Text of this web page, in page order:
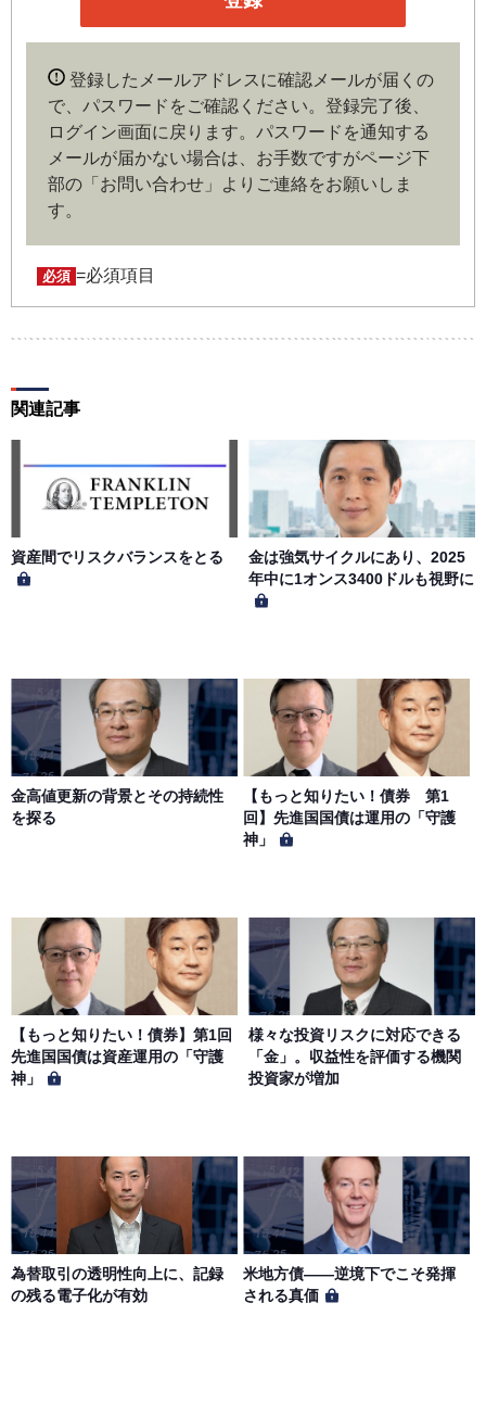
いずれかに該当していることを条件とし、登録の申し込み
を行うには、当社が入会を承諾した時点で、本会員規約の
の内容がある場合や本規約に違反するおそれがある場合に
は、当社は会員登録を拒否もしくは抹消することができま
す。
第４条（ユーザー名とパスワードの管理）
ユーザー名およびパスワードの利用、管理は会員の自己責
任において行うものとします。会員は、ユーザー名および
パスワードの第三者への漏洩、利用許諾、貸与、譲渡、名
用によって生じた損害の責任は、会員が負うものとし、当
第５条（著作権）
本サイトに掲載された情報、写真、その他の著作物は、当
社もしくは著作物の著作者または著作権者に帰属するもの
とします。会員は、当社著作物について複製、転用、公衆
送信、譲渡、翻案および翻訳などの著作権、商標権などを
侵害する行為を行ってはならないものとします。
第６条（サービス内容の停止・変更）
サイトのサービス内容を変更する場合があります。
第７条（個人情報の取扱い）
当社は、会員の個人情報を別途オンライン上に掲示する
「プライバシーポリシー」に基づき、適切に取り扱うもの
登録したメールアドレスに確認メールが届くの
で、パスワードをご確認ください。登録完了後、
ログイン画面に戻ります。パスワードを通知する
メールが届かない場合は、お手数ですがページ下
部の「お問い合わせ」よりご連絡をお願いしま
す。
必須 =必須項目
関連記事
資産間でリスクバランスをとる
金は強気サイクルにあり、2025
年中に1オンス3400ドルも視野に
金高値更新の背景とその持続性
を探る
【もっと知りたい！債券 第1
回】先進国国債は運用の「守護
神」
【もっと知りたい！債券】第1回
先進国国債は資産運用の「守護
神」
様々な投資リスクに対応できる
「金」。収益性を評価する機関
投資家が増加
為替取引の透明性向上に、記録
の残る電子化が有効
米地方債——逆境下でこそ発揮
される真価